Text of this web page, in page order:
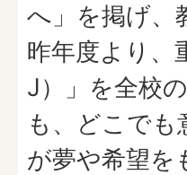
へ」を掲げ、
昨年度より、
J）」を全校
も、どこで
が夢や希望を